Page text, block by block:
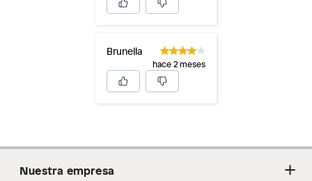
Brunella
hace 2 meses
Nuestra empresa